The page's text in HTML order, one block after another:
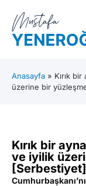
Anasayfa » Kırık
üzerine bir
Kırık bir
ve iyilik
[Serbestiyet]